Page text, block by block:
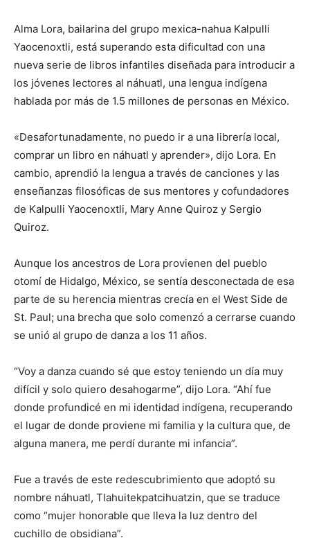
Alma Lora, bailarina del grupo mexica-nahua Kalpulli
Yaocenoxtli, está superando esta dificultad con una
nueva serie de libros infantiles diseñada para introducir a
los jóvenes lectores al náhuatl, una lengua indígena
hablada por más de 1.5 millones de personas en México.
«Desafortunadamente, no puedo ir a una librería local,
comprar un libro en náhuatl y aprender», dijo Lora. En
cambio, aprendió la lengua a través de canciones y las
enseñanzas filosóficas de sus mentores y cofundadores
de Kalpulli Yaocenoxtli, Mary Anne Quiroz y Sergio
Quiroz.
Aunque los ancestros de Lora provienen del pueblo
otomí de Hidalgo, México, se sentía desconectada de esa
parte de su herencia mientras crecía en el West Side de
St. Paul; una brecha que solo comenzó a cerrarse cuando
se unió al grupo de danza a los 11 años.
“Voy a danza cuando sé que estoy teniendo un día muy
difícil y solo quiero desahogarme”, dijo Lora. “Ahí fue
donde profundicé en mi identidad indígena, recuperando
el lugar de donde proviene mi familia y la cultura que, de
alguna manera, me perdí durante mi infancia”.
Fue a través de este redescubrimiento que adoptó su
nombre náhuatl, Tlahuitekpatcihuatzin, que se traduce
como “mujer honorable que lleva la luz dentro del
cuchillo de obsidiana”.